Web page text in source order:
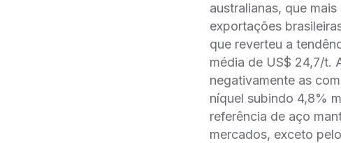
australianas, que
exportações
que reverteu a
média de US$ 24,7/t.
negativamente as
níquel subindo 4,8%
referência de aço
mercados, exceto